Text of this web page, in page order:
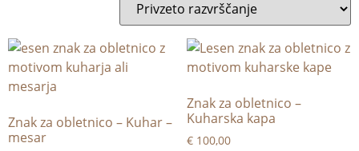
Znak za obletnico – Kuhar –
mesar
Znak za obletnico –
Kuharska kapa
€100,00